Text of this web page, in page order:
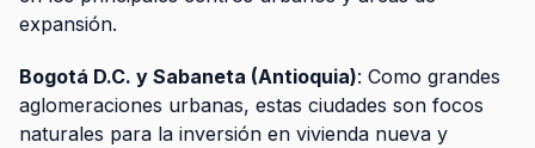
expansión.
Bogotá D.C. y Sabaneta (Antioquia): Como grandes
aglomeraciones urbanas, estas ciudades son focos
naturales para la inversión en vivienda nueva y